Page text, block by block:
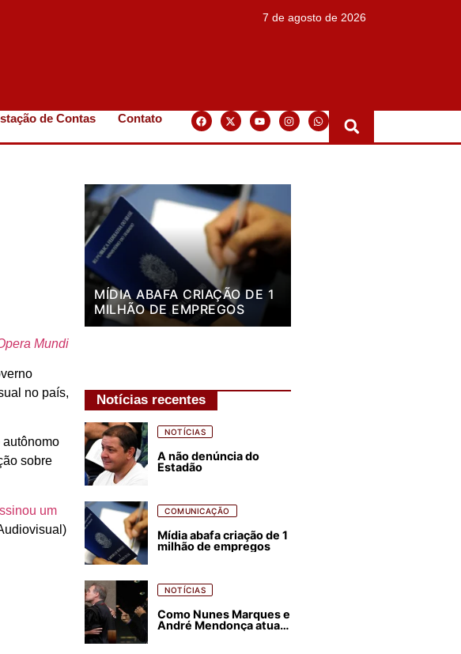
7 de agosto de 2026
de Contas Contato
Mundi
no país,
autônomo
sobre
um
MÍDIA ABAFA CRIAÇÃO DE 1
MILHÃO DE EMPREGOS
Notícias recentes
NOTÍCIAS
A não denúncia do
Estadão
COMUNICAÇÃO
Mídia abafa criação de 1
milhão de empregos
NOTÍCIAS
Como Nunes Marques e
André Mendonça atuam